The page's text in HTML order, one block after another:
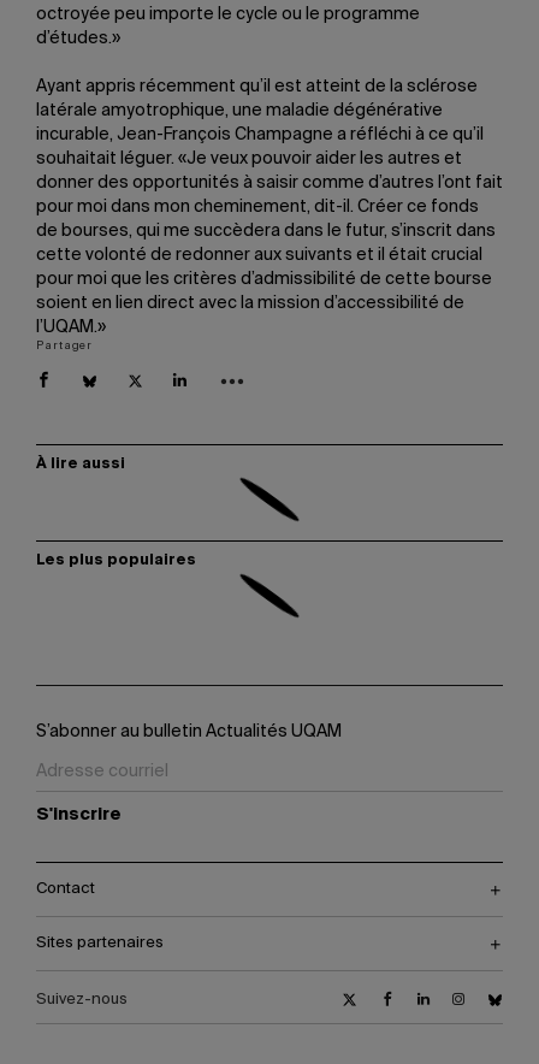
octroyée peu importe le cycle ou le programme
d’études.»
Ayant appris récemment qu’il est atteint de la sclérose
latérale amyotrophique, une maladie dégénérative
incurable, Jean-François Champagne a réfléchi à ce qu’il
souhaitait léguer. «Je veux pouvoir aider les autres et
donner des opportunités à saisir comme d’autres l’ont fait
pour moi dans mon cheminement, dit-il. Créer ce fonds
de bourses, qui me succèdera dans le futur, s’inscrit dans
cette volonté de redonner aux suivants et il était crucial
pour moi que les critères d’admissibilité de cette bourse
soient en lien direct avec la mission d’accessibilité de
l’UQAM.»
Partager
À lire aussi
Les plus populaires
S’abonner au bulletin Actualités UQAM
S'inscrire
Contact
Sites partenaires
Suivez-nous